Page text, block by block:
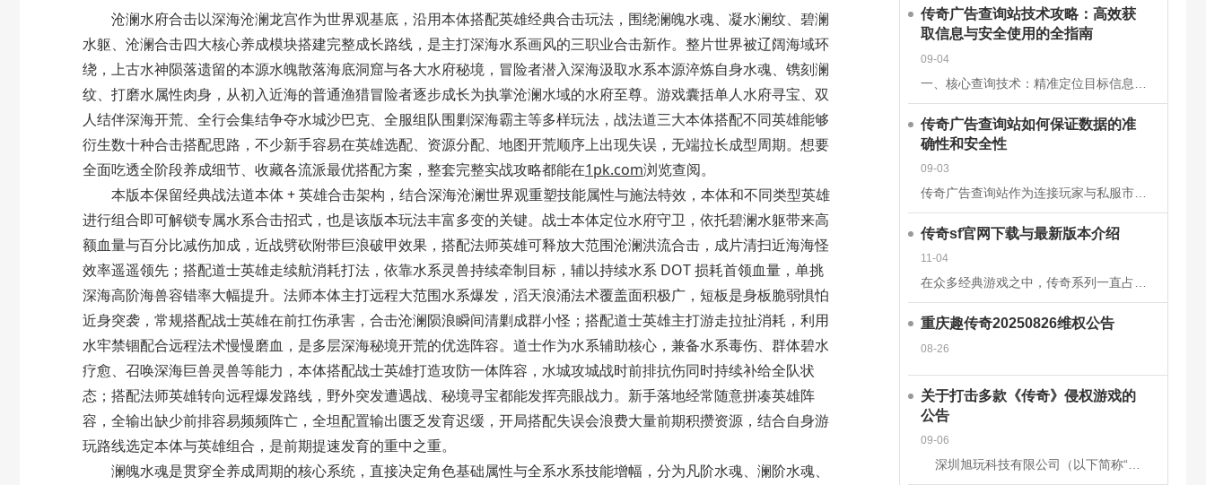
沧澜水府合击以深海沧澜龙宫作为世界观基底，沿用本体搭配英雄经典合击玩法，围绕澜魄水魂、凝水澜纹、碧澜
水躯、沧澜合击四大核心养成模块搭建完整成长路线，是主打深海水系画风的三职业合击新作。整片世界被辽阔海域环
绕，上古水神陨落遗留的本源水魄散落海底洞窟与各大水府秘境，冒险者潜入深海汲取水系本源淬炼自身水魂、镌刻澜
纹、打磨水属性肉身，从初入近海的普通渔猎冒险者逐步成长为执掌沧澜水域的水府至尊。游戏囊括单人水府寻宝、双
人结伴深海开荒、全行会集结争夺水城沙巴克、全服组队围剿深海霸主等多样玩法，战法道三大本体搭配不同英雄能够
衍生数十种合击搭配思路，不少新手容易在英雄选配、资源分配、地图开荒顺序上出现失误，无端拉长成型周期。想要
全面吃透全阶段养成细节、收藏各流派最优搭配方案，整套完整实战攻略都能在1pk.com浏览查阅。
本版本保留经典战法道本体 + 英雄合击架构，结合深海沧澜世界观重塑技能属性与施法特效，本体和不同类型英雄
进行组合即可解锁专属水系合击招式，也是该版本玩法丰富多变的关键。战士本体定位水府守卫，依托碧澜水躯带来高
额血量与百分比减伤加成，近战劈砍附带巨浪破甲效果，搭配法师英雄可释放大范围沧澜洪流合击，成片清扫近海海怪
效率遥遥领先；搭配道士英雄走续航消耗打法，依靠水系灵兽持续牵制目标，辅以持续水系 DOT 损耗首领血量，单挑
深海高阶海兽容错率大幅提升。法师本体主打远程大范围水系爆发，滔天浪涌法术覆盖面积极广，短板是身板脆弱惧怕
近身突袭，常规搭配战士英雄在前扛伤承害，合击沧澜陨浪瞬间清剿成群小怪；搭配道士英雄主打游走拉扯消耗，利用
水牢禁锢配合远程法术慢慢磨血，是多层深海秘境开荒的优选阵容。道士作为水系辅助核心，兼备水系毒伤、群体碧水
疗愈、召唤深海巨兽灵兽等能力，本体搭配战士英雄打造攻防一体阵容，水城攻城战时前排抗伤同时持续补给全队状
态；搭配法师英雄转向远程爆发路线，野外突发遭遇战、秘境寻宝都能发挥亮眼战力。新手落地经常随意拼凑英雄阵
容，全输出缺少前排容易频频阵亡，全坦配置输出匮乏发育迟缓，开局搭配失误会浪费大量前期积攒资源，结合自身游
玩路线选定本体与英雄组合，是前期提速发育的重中之重。
澜魄水魂是贯穿全养成周期的核心系统，直接决定角色基础属性与全系水系技能增幅，分为凡阶水魂、澜阶水魂、
传奇广告查询站技术攻略：高效获
取信息与安全使用的全指南
09-04
传奇广告查询站如何保证数据的准
确性和安全性
09-03
传奇sf官网下载与最新版本介绍
11-04
在众多经典游戏之中，传奇系列一直占据着不可替代的地位。无论是当年在网吧里与朋友并肩作战的热血时刻，还是如今在手机或电脑上重温那段激情岁月，传奇sf都以其独特的魅力吸引着无数玩家。而随着技术的发展和玩家
重庆趣传奇20250826维权公告
08-26
关于打击多款《传奇》侵权游戏的
公告
09-06